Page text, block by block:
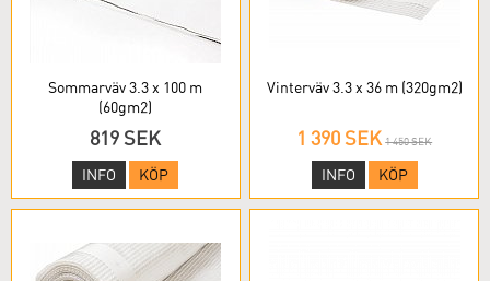
Sommarväv 3.3 x 100 m
(60gm2)
819 SEK
INFO KÖP
Vinterväv 3.3 x 36 m (320gm2)
1 390 SEK 1 450 SEK
INFO KÖP